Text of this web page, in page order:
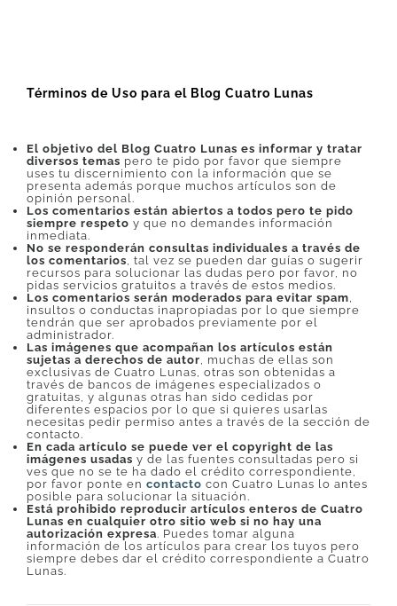
PRODUCTOS
ARTÍCULOS
ACERCA
CONTACTO
Carrito
Términos de Uso para el Blog Cuatro Lunas
El objetivo del Blog Cuatro Lunas es informar y tratar
diversos temas pero te pido por favor que siempre
uses tu discernimiento con la información que se
presenta además porque muchos artículos son de
opinión personal.
Los comentarios están abiertos a todos pero te pido
siempre respeto y que no demandes información
inmediata.
No se responderán consultas individuales a través de
los comentarios, tal vez se pueden dar guías o sugerir
recursos para solucionar las dudas pero por favor, no
pidas servicios gratuitos a través de estos medios.
Los comentarios serán moderados para evitar spam,
insultos o conductas inapropiadas por lo que siempre
tendrán que ser aprobados previamente por el
administrador.
Las imágenes que acompañan los artículos están
sujetas a derechos de autor, muchas de ellas son
exclusivas de Cuatro Lunas, otras son obtenidas a
través de bancos de imágenes especializados o
gratuitas, y algunas otras han sido cedidas por
diferentes espacios por lo que si quieres usarlas
necesitas pedir permiso antes a través de la sección de
contacto.
En cada artículo se puede ver el copyright de las
imágenes usadas y de las fuentes consultadas pero si
ves que no se te ha dado el crédito correspondiente,
por favor ponte en contacto con Cuatro Lunas lo antes
posible para solucionar la situación.
Está prohibido reproducir artículos enteros de Cuatro
Lunas en cualquier otro sitio web si no hay una
autorización expresa. Puedes tomar alguna
información de los artículos para crear los tuyos pero
siempre debes dar el crédito correspondiente a Cuatro
Lunas.